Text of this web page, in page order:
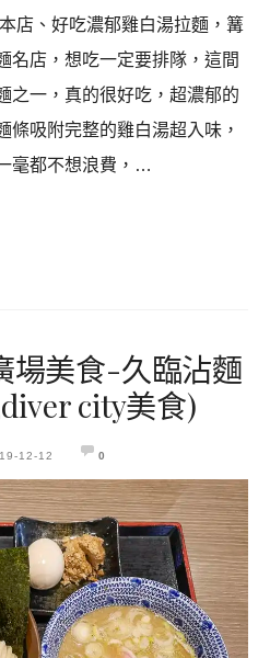
店、好吃濃郁雞白湯拉麵，篝
名店，想吃一定要排隊，這間
之一，真的很好吃，超濃郁的
條吸附完整的雞白湯超入味，
毫都不想浪費，…
場美食-久臨沾麵
city美食)
12-12 0